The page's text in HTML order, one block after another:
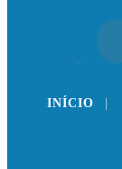
INÍCIO |